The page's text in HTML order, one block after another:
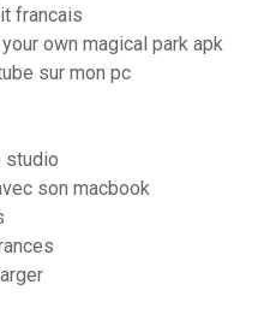
francais
own magical park apk
sur mon pc
studio
son macbook